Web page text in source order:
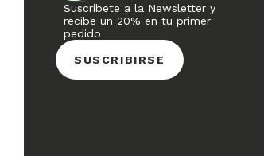
Suscríbete a la Newsletter y
recibe un 20% en tu primer
pedido
SUSCRIBIRSE